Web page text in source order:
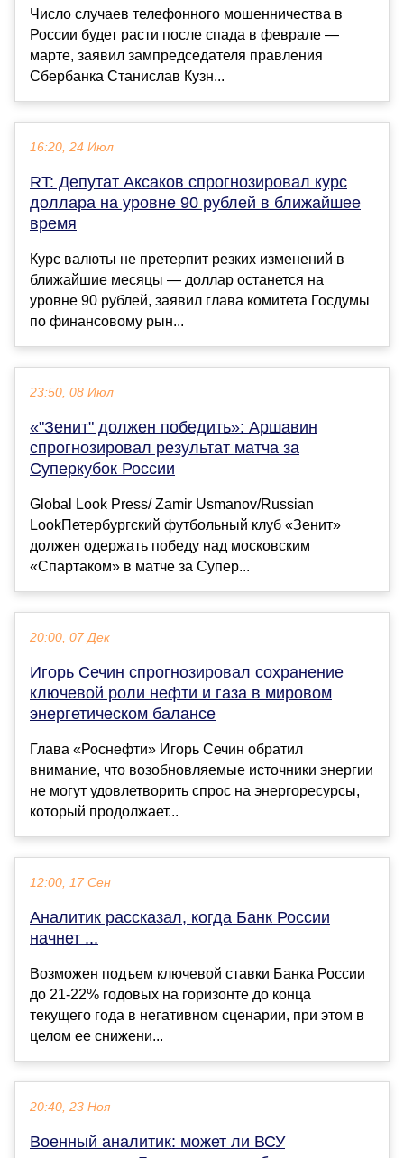
Число случаев телефонного мошенничества в
России будет расти после спада в феврале —
марте, заявил зампредседателя правления
Сбербанка Станислав Кузн...
16:20, 24 Июл
RT: Депутат Аксаков спрогнозировал курс
доллара на уровне 90 рублей в ближайшее
время
Курс валюты не претерпит резких изменений в
ближайшие месяцы — доллар останется на
уровне 90 рублей, заявил глава комитета Госдумы
по финансовому рын...
23:50, 08 Июл
«"Зенит" должен победить»: Аршавин
спрогнозировал результат матча за
Суперкубок России
Global Look Press/ Zamir Usmanov/Russian
LookПетербургский футбольный клуб «Зенит»
должен одержать победу над московским
«Спартаком» в матче за Супер...
20:00, 07 Дек
Игорь Сечин спрогнозировал сохранение
ключевой роли нефти и газа в мировом
энергетическом балансе
Глава «Роснефти» Игорь Сечин обратил
внимание, что возобновляемые источники энергии
не могут удовлетворить спрос на энергоресурсы,
который продолжает...
12:00, 17 Сен
Аналитик рассказал, когда Банк России
начнет ...
Возможен подъем ключевой ставки Банка России
до 21-22% годовых на горизонте до конца
текущего года в негативном сценарии, при этом в
целом ее снижени...
20:40, 23 Ноя
Военный аналитик: может ли ВСУ